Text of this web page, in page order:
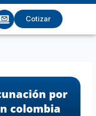
Cotizar
por
colombia